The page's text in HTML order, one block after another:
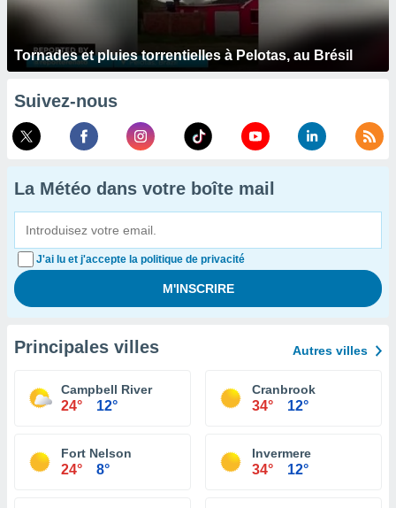
Tornades et pluies torrentielles à Pelotas, au Brésil
Suivez-nous
La Météo dans votre boîte mail
J'ai lu et j'accepte la politique de privacité
Principales villes Autres villes
Campbell River
24° 12°
Cranbrook
34° 12°
Fort Nelson
24° 8°
Invermere
34° 12°